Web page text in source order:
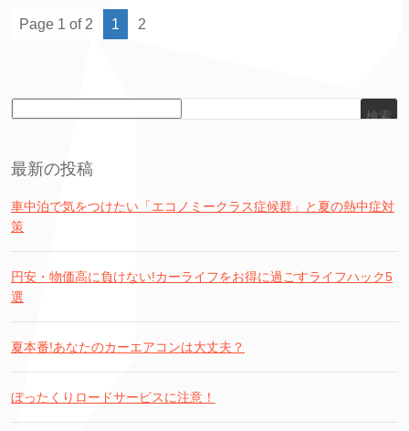
Page 1 of 2 1 2
検索
最新の投稿
車中泊で気をつけたい「エコノミークラス症候群」と夏の熱中症対
策
円安・物価高に負けない!カーライフをお得に過ごすライフハック5
選
夏本番!あなたのカーエアコンは大丈夫？
ぼったくりロードサービスに注意！